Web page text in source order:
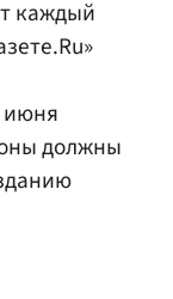
каждый
июня
должны